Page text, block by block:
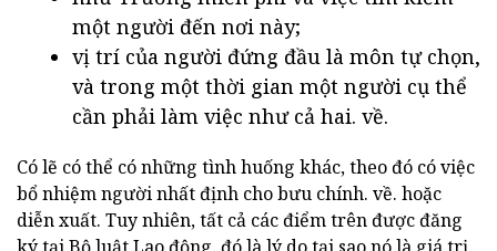
một người đến nơi này;
vị trí của người đứng đầu là môn tự chọn,
và trong một thời gian một người cụ thể
cần phải làm việc như cả hai. về.
Có lẽ có thể có những tình huống khác, theo đó có việc
bổ nhiệm người nhất định cho bưu chính. về. hoặc
diễn xuất. Tuy nhiên, tất cả các điểm trên được đăng